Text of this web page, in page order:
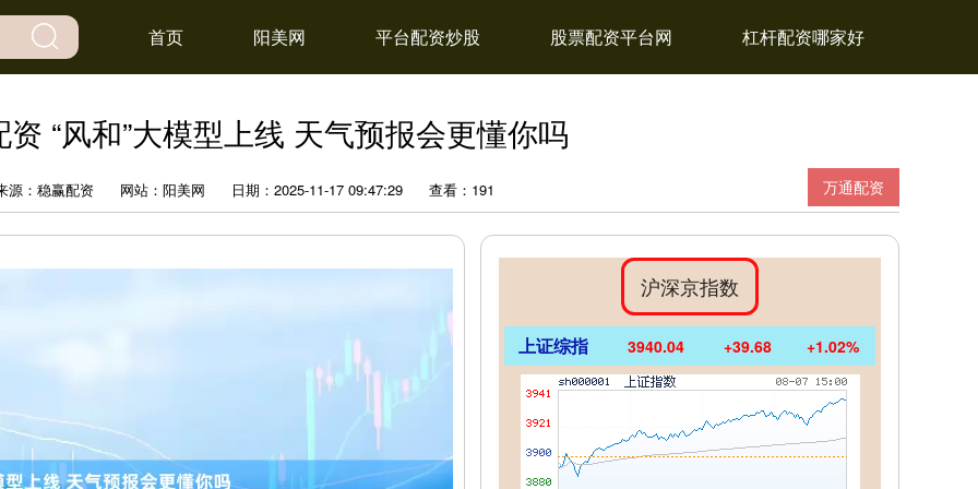
首页 阳美网 平台配资炒股 股票配资平台网 杠杆配资哪家好
资 “风和”大模型上线 天气预报会更懂你吗
万通配资
源：稳赢配资 网站：阳美网 日期：2025-11-17 09:47:29 查看：191
沪深京指数
上证综指 3940.04 +39.68 +1.02%